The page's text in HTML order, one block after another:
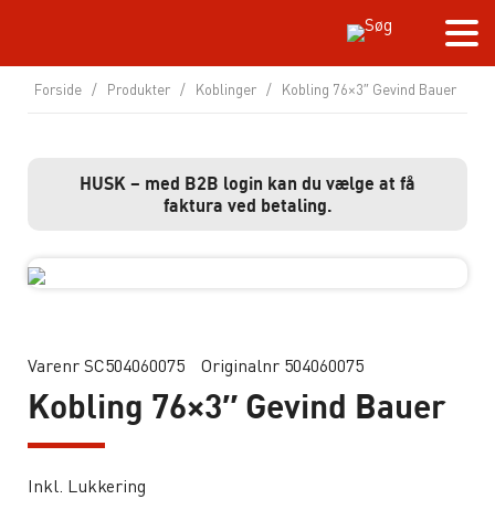
Forside / Produkter / Koblinger / Kobling 76×3″ Gevind Bauer
HUSK – med B2B login kan du vælge at få
faktura ved betaling.
Varenr SC504060075 Originalnr 504060075
Kobling 76×3″ Gevind Bauer
Inkl. Lukkering